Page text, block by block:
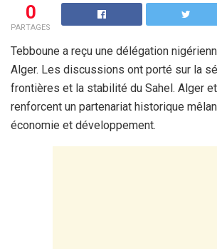
0
PARTAGES
Tebboune a reçu une délégation
Alger. Les discussions ont porté sur la
frontières et la stabilité du Sahel. Alger
renforcent un partenariat historique
économie et développement.